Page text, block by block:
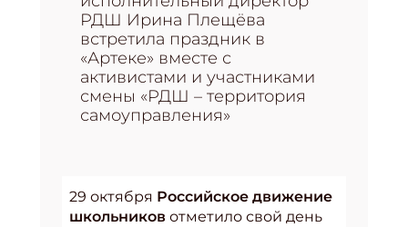
РДШ Ирина Плещёва
встретила праздник в
«Артеке» вместе с
активистами и участниками
смены «РДШ – территория
самоуправления»
29 октября Российское движение
школьников отметило свой день